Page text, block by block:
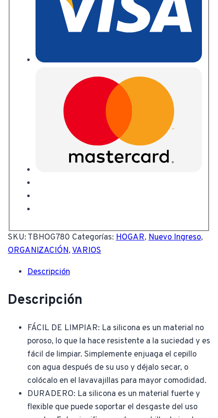
SKU: TBHOG780 Categorías: HOGAR, Nuevo Ingreso,
ORGANIZACIÓN,VARIOS
Descripción
Descripción
FÁCIL DE LIMPIAR: La silicona es un material no
poroso, lo que la hace resistente a la suciedad y es
fácil de limpiar. Simplemente enjuaga el cepillo
con agua después de su uso y déjalo secar, o
colócalo en el lavavajillas para mayor comodidad.
DURADERO: La silicona es un material fuerte y
flexible que puede soportar el desgaste del uso